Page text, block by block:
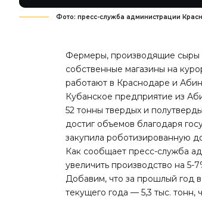
Фото: пресс-служба администрации
Фермеры, производящие
собственные магазины на
работают в Краснодаре и
Кубанское предприятие из
52 тонны твердых и
достиг объемов благодаря
закупила роботизированную
Как сообщает пресс-служба
увеличить производство на 5-
Добавим, что за прошлый год
текущего года — 5,3 тыс. тонн,